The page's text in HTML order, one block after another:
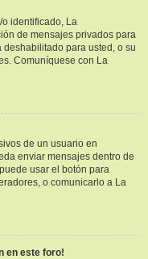
o identificado, La
de mensajes privados para
para usted, o su
Comuníquese con La
de un usuario en
enviar mensajes dentro de
usar el botón para
o comunicarlo a La
en este foro!